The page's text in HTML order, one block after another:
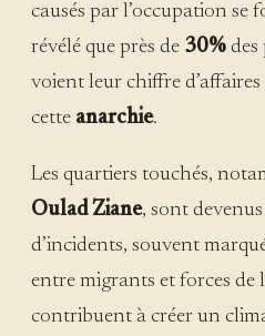
causés par l’occupation se
révélé que près de 30% des
voient leur chiffre
cette anarchie.
Les quartiers touchés,
Oulad Ziane, sont
d’incidents, souvent
entre migrants et forces de
contribuent à créer un